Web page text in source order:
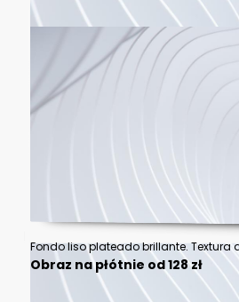
Obraz na płótnie od 128 zł